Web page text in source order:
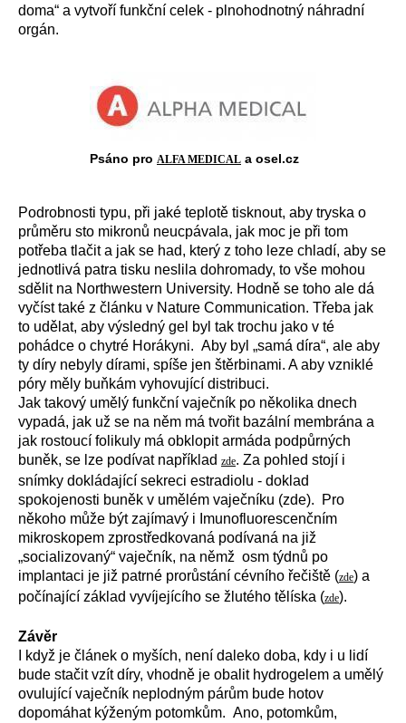
doma“ a vytvoří funkční celek - plnohodnotný náhradní
orgán.
Psáno pro ALFA MEDICAL a osel.cz
Podrobnosti typu, při jaké teplotě tisknout, aby tryska o
průměru sto mikronů neucpávala, jak moc je při tom
potřeba tlačit a jak se had, který z toho leze chladí, aby se
jednotlivá patra tisku neslila dohromady, to vše mohou
sdělit na Northwestern University. Hodně se toho ale dá
vyčíst také z článku v Nature Communication. Třeba jak
to udělat, aby výsledný gel byl tak trochu jako v té
pohádce o chytré Horákyni. Aby byl „samá díra“, ale aby
ty díry nebyly dírami, spíše jen štěrbinami. A aby vzniklé
póry měly buňkám vyhovující distribuci.
Jak takový umělý funkční vaječník po několika dnech
vypadá, jak už se na něm má tvořit bazální membrána a
jak rostoucí folikuly má obklopit armáda podpůrných
buněk, se lze podívat například zde. Za pohled stojí i
snímky dokládající sekreci estradiolu - doklad
spokojenosti buněk v umělém vaječníku (zde). Pro
někoho může být zajímavý i Imunofluorescenčním
mikroskopem zprostředkovaná podívaná na již
„socializovaný“ vaječník, na němž osm týdnů po
implantaci je již patrné prorůstání cévního řečiště (zde) a
počínající základ vyvíjejícího se žlutého tělíska (zde).
Závěr
I když je článek o myších, není daleko doba, kdy i u lidí
bude stačit vzít díry, vhodně je obalit hydrogelem a umělý
ovulující vaječník neplodným párům bude hotov
dopomáhat kýženým potomkům. Ano, potomkům,